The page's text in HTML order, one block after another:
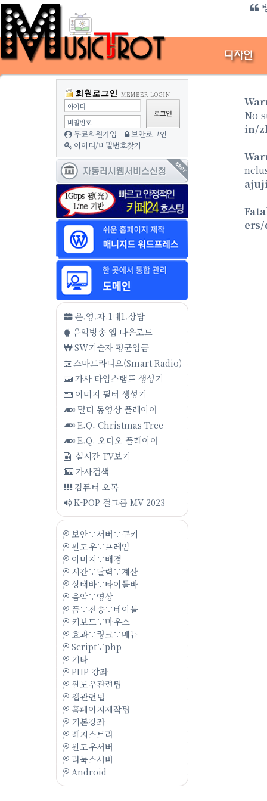
아이디
비밀번호
무료회원가입
보안로그인
아이디/비밀번호찾기
운.영.자.1대1.상담
음악방송 앱 다운로드
SW기술자 평균임금
스마트라디오(Smart Radio)
가사 타임스탬프 생성기
이미지 필터 생성기
멀티 동영상 플레이어
E.Q. Christmas Tree
E.Q. 오디오 플레이어
실시간 TV보기
가사검색
컴퓨터 오목
K-POP 걸그룹 MV 2023
보안∵서버∵쿠키
윈도우∵프레임
이미지∵배경
시간∵달력∵계산
상태바∵타이틀바
음악∵영상
폼∵전송∵테이블
키보드∵마우스
효과∵링크∵메뉴
Script∵php
기타
PHP 강좌
윈도우관련팁
웹관련팁
홈페이지제작팁
기본강좌
레지스트리
윈도우서버
리눅스서버
Android
No
in/